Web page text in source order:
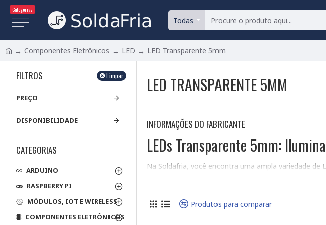
Categorias
Todas
Componentes Eletrônicos LED LED Transparente 5mm
FILTROS Limpar
PREÇO
DISPONIBILIDADE
CATEGORIAS
ARDUINO
RASPBERRY PI
MÓDULOS, IOT E WIRELESS
COMPONENTES ELETRÔNICOS
LED TRANSPARENTE 5MM
INFORMAÇÕES DO FABRICANTE
LEDs Transparente 5mm:
Na Soldafria, você encontra uma ampla variedade de
Tipos de LEDs e Montagem:
LEDs SMD (Surface Mount Device):
Produtos para comparar